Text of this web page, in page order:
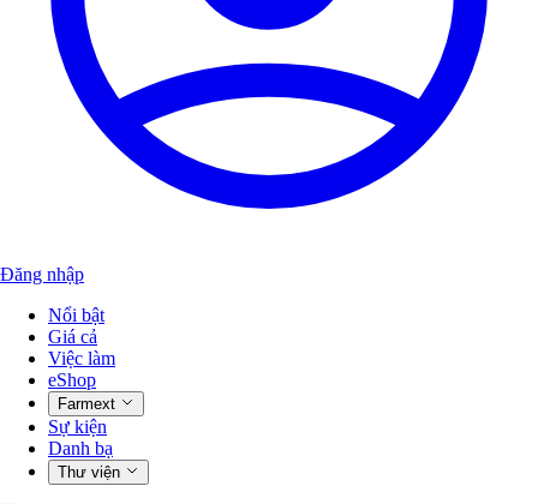
Đăng nhập
Nổi bật
Giá cả
Việc làm
eShop
Farmext
Sự kiện
Danh bạ
Thư viện